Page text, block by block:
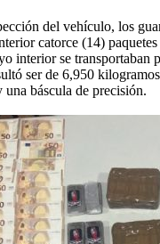
del vehículo, los
catorce (14)
interior se transportaban
ser de 6,950
báscula de precisión.